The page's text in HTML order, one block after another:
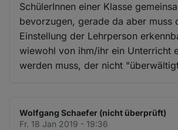
SchülerInnen einer Klasse
bevorzugen, gerade da aber muss
Einstellung der Lehrperson
wiewohl von ihm/ihr ein Unterricht
werden muss, der nicht
Wolfgang Schaefer (nicht überprüft)
Fr. 18 Jan 2019 - 19:36